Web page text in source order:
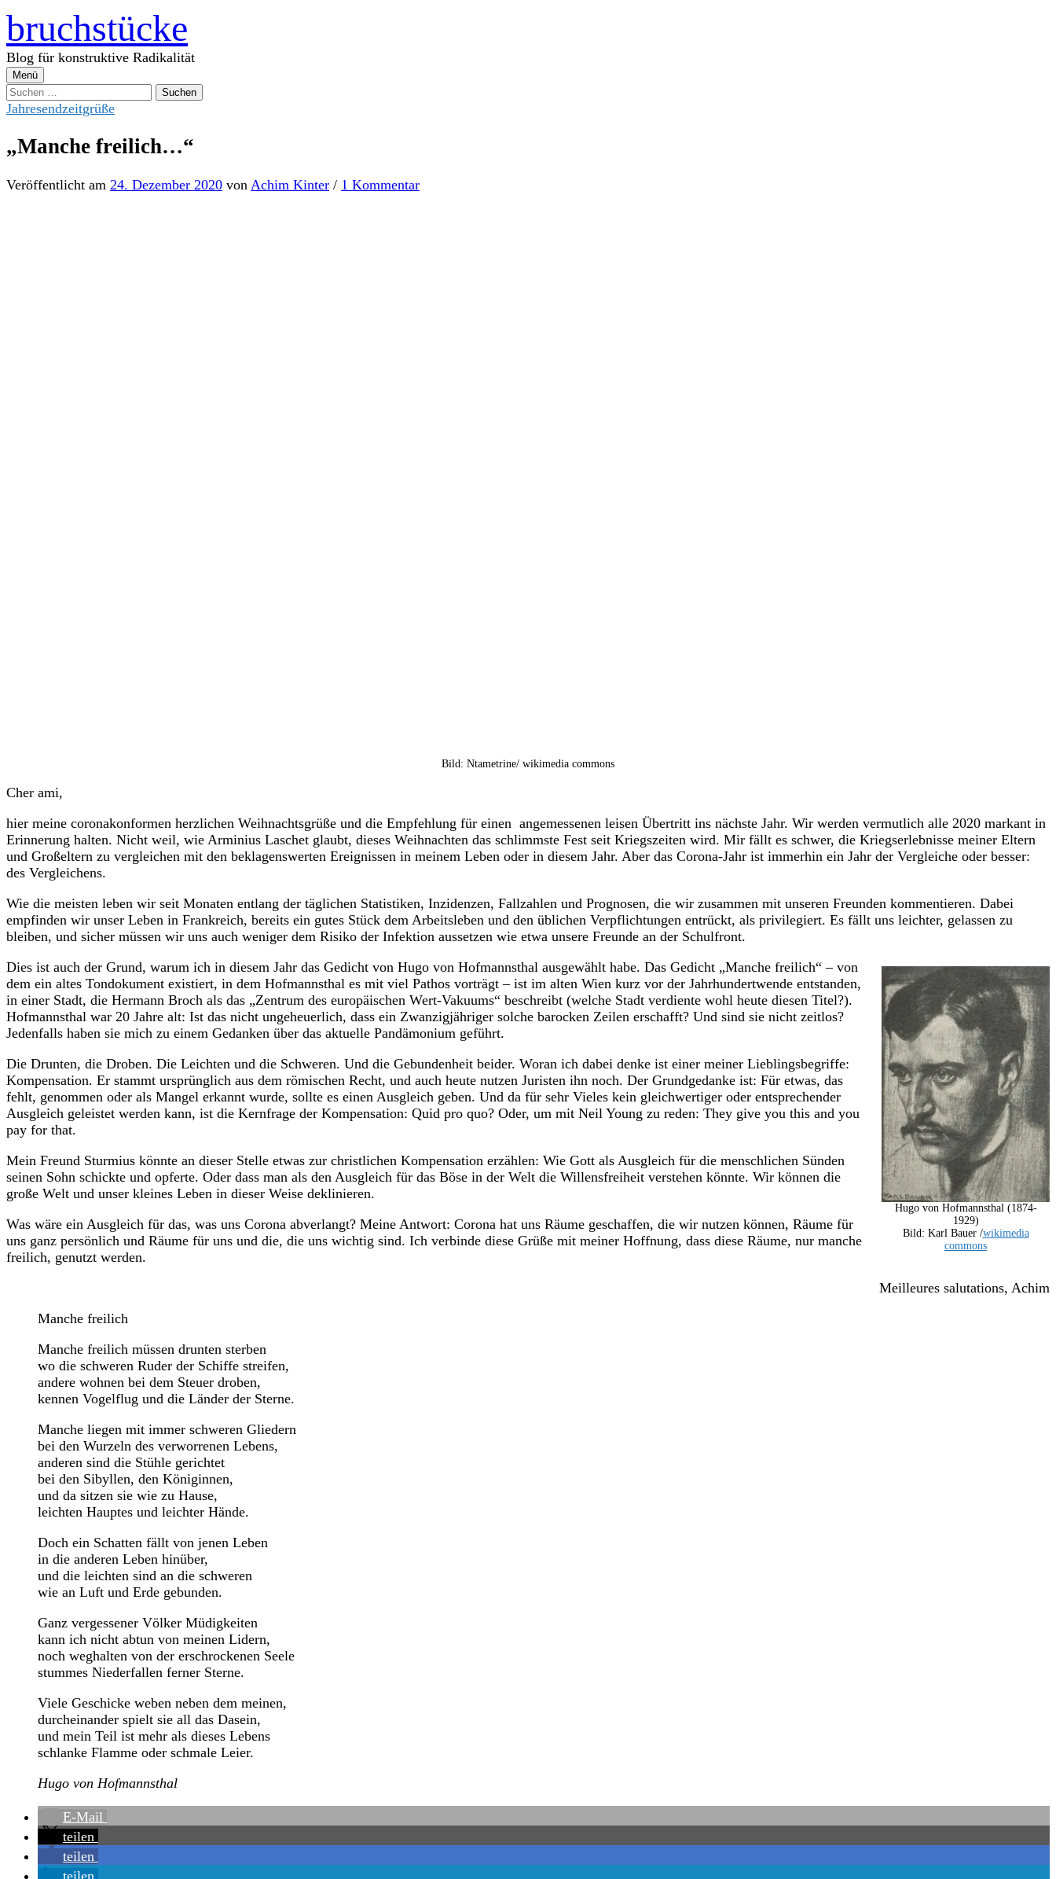
Zum
Inhalt
überspringen
bruchstücke
Blog für konstruktive Radikalität
Menü
Suchen
nach:
Jahresendzeitgrüße
„Manche freilich…“
Veröffentlicht am 24. Dezember 2020 von Achim Kinter / 1 Kommentar
Bild: Ntametrine/ wikimedia commons
Cher ami,
hier meine coronakonformen herzlichen Weihnachtsgrüße und die Empfehlung für einen angemessenen leisen Übertritt ins nächste Jahr. Wir werden vermutlich alle 2020 markant in
Erinnerung halten. Nicht weil, wie Arminius Laschet glaubt, dieses Weihnachten das schlimmste Fest seit Kriegszeiten wird. Mir fällt es schwer, die Kriegserlebnisse meiner Eltern
und Großeltern zu vergleichen mit den beklagenswerten Ereignissen in meinem Leben oder in diesem Jahr. Aber das Corona-Jahr ist immerhin ein Jahr der Vergleiche oder besser:
des Vergleichens.
Wie die meisten leben wir seit Monaten entlang der täglichen Statistiken, Inzidenzen, Fallzahlen und Prognosen, die wir zusammen mit unseren Freunden kommentieren. Dabei
empfinden wir unser Leben in Frankreich, bereits ein gutes Stück dem Arbeitsleben und den üblichen Verpflichtungen entrückt, als privilegiert. Es fällt uns leichter, gelassen zu
bleiben, und sicher müssen wir uns auch weniger dem Risiko der Infektion aussetzen wie etwa unsere Freunde an der Schulfront.
Hugo von Hofmannsthal (1874-
1929)
Bild: Karl Bauer /wikimedia
commons
Dies ist auch der Grund, warum ich in diesem Jahr das Gedicht von Hugo von Hofmannsthal ausgewählt habe. Das Gedicht „Manche freilich“ – von
dem ein altes Tondokument existiert, in dem Hofmannsthal es mit viel Pathos vorträgt – ist im alten Wien kurz vor der Jahrhundertwende entstanden,
in einer Stadt, die Hermann Broch als das „Zentrum des europäischen Wert-Vakuums“ beschreibt (welche Stadt verdiente wohl heute diesen Titel?).
Hofmannsthal war 20 Jahre alt: Ist das nicht ungeheuerlich, dass ein Zwanzigjähriger solche barocken Zeilen erschafft? Und sind sie nicht zeitlos?
Jedenfalls haben sie mich zu einem Gedanken über das aktuelle Pandämonium geführt.
Die Drunten, die Droben. Die Leichten und die Schweren. Und die Gebundenheit beider. Woran ich dabei denke ist einer meiner Lieblingsbegriffe:
Kompensation. Er stammt ursprünglich aus dem römischen Recht, und auch heute nutzen Juristen ihn noch. Der Grundgedanke ist: Für etwas, das
fehlt, genommen oder als Mangel erkannt wurde, sollte es einen Ausgleich geben. Und da für sehr Vieles kein gleichwertiger oder entsprechender
Ausgleich geleistet werden kann, ist die Kernfrage der Kompensation: Quid pro quo? Oder, um mit Neil Young zu reden: They give you this and you
pay for that.
Mein Freund Sturmius könnte an dieser Stelle etwas zur christlichen Kompensation erzählen: Wie Gott als Ausgleich für die menschlichen Sünden
seinen Sohn schickte und opferte. Oder dass man als den Ausgleich für das Böse in der Welt die Willensfreiheit verstehen könnte. Wir können die
große Welt und unser kleines Leben in dieser Weise deklinieren.
Was wäre ein Ausgleich für das, was uns Corona abverlangt? Meine Antwort: Corona hat uns Räume geschaffen, die wir nutzen können, Räume für
uns ganz persönlich und Räume für uns und die, die uns wichtig sind. Ich verbinde diese Grüße mit meiner Hoffnung, dass diese Räume, nur manche
freilich, genutzt werden.
Meilleures salutations, Achim
Manche freilich
Manche freilich müssen drunten sterben
wo die schweren Ruder der Schiffe streifen,
andere wohnen bei dem Steuer droben,
kennen Vogelflug und die Länder der Sterne.
Manche liegen mit immer schweren Gliedern
bei den Wurzeln des verworrenen Lebens,
anderen sind die Stühle gerichtet
bei den Sibyllen, den Königinnen,
und da sitzen sie wie zu Hause,
leichten Hauptes und leichter Hände.
Doch ein Schatten fällt von jenen Leben
in die anderen Leben hinüber,
und die leichten sind an die schweren
wie an Luft und Erde gebunden.
Ganz vergessener Völker Müdigkeiten
kann ich nicht abtun von meinen Lidern,
noch weghalten von der erschrockenen Seele
stummes Niederfallen ferner Sterne.
Viele Geschicke weben neben dem meinen,
durcheinander spielt sie all das Dasein,
und mein Teil ist mehr als dieses Lebens
schlanke Flamme oder schmale Leier.
Hugo von Hofmannsthal
E-Mail
teilen
teilen
teilen